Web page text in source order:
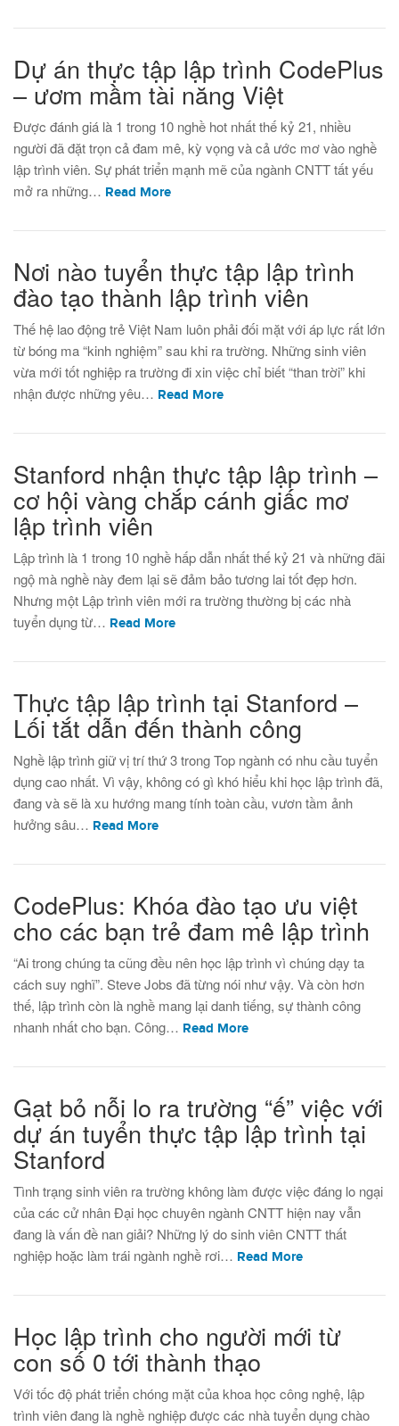
Dự án thực tập lập trình CodePlus
– ươm mầm tài năng Việt
Được đánh giá là 1 trong 10 nghề hot nhất thế kỷ 21, nhiều
người đã đặt trọn cả đam mê, kỳ vọng và cả ước mơ vào nghề
lập trình viên. Sự phát triển mạnh mẽ của ngành CNTT tất yếu
mở ra những… Read More
Nơi nào tuyển thực tập lập trình
đào tạo thành lập trình viên
Thế hệ lao động trẻ Việt Nam luôn phải đối mặt với áp lực rất lớn
từ bóng ma “kinh nghiệm” sau khi ra trường. Những sinh viên
vừa mới tốt nghiệp ra trường đi xin việc chỉ biết “than trời” khi
nhận được những yêu… Read More
Stanford nhận thực tập lập trình –
cơ hội vàng chắp cánh giấc mơ
lập trình viên
Lập trình là 1 trong 10 nghề hấp dẫn nhất thế kỷ 21 và những đãi
ngộ mà nghề này đem lại sẽ đảm bảo tương lai tốt đẹp hơn.
Nhưng một Lập trình viên mới ra trường thường bị các nhà
tuyển dụng từ… Read More
Thực tập lập trình tại Stanford –
Lối tắt dẫn đến thành công
Nghề lập trình giữ vị trí thứ 3 trong Top ngành có nhu cầu tuyển
dụng cao nhất. Vì vậy, không có gì khó hiểu khi học lập trình đã,
đang và sẽ là xu hướng mang tính toàn cầu, vươn tầm ảnh
hưởng sâu… Read More
CodePlus: Khóa đào tạo ưu việt
cho các bạn trẻ đam mê lập trình
“Ai trong chúng ta cũng đều nên học lập trình vì chúng dạy ta
cách suy nghĩ”. Steve Jobs đã từng nói như vậy. Và còn hơn
thế, lập trình còn là nghề mang lại danh tiếng, sự thành công
nhanh nhất cho bạn. Công… Read More
Gạt bỏ nỗi lo ra trường “ế” việc với
dự án tuyển thực tập lập trình tại
Stanford
Tình trạng sinh viên ra trường không làm được việc đáng lo ngại
của các cử nhân Đại học chuyên ngành CNTT hiện nay vẫn
đang là vấn đề nan giải? Những lý do sinh viên CNTT thất
nghiệp hoặc làm trái ngành nghề rơi… Read More
Học lập trình cho người mới từ
con số 0 tới thành thạo
Với tốc độ phát triển chóng mặt của khoa học công nghệ, lập
trình viên đang là nghề nghiệp được các nhà tuyển dụng chào